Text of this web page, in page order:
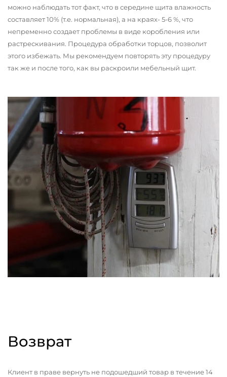
можно наблюдать тот факт, что в середине щита влажность
составляет 10% (т.е. нормальная), а на краях- 5-6 %, что
непременно создает проблемы в виде коробления или
растрескивания. Процедура обработки торцов, позволит
этого избежать. Мы рекомендуем повторять эту процедуру
так же и после того, как вы раскроили мебельный щит.
Возврат
Клиент в праве вернуть не подошедший товар в течение 14